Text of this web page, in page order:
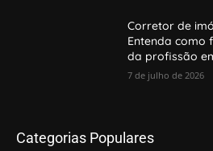
Corretor de
Entenda como
da profissão
7 de julho de 2026
Categorias Populares